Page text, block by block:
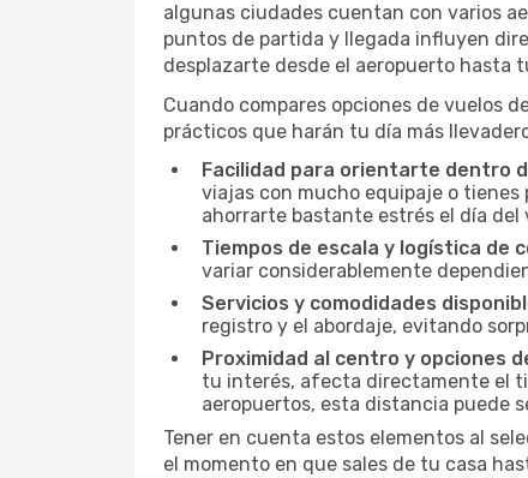
algunas ciudades cuentan con varios
puntos de partida y llegada influyen
desplazarte desde el aeropuerto hasta
Cuando compares opciones de vuelos
prácticos que harán tu día más
Facilidad para orientarte dentro
viajas con mucho equipaje o
ahorrarte bastante estrés el día del
Tiempos de escala y logística de
variar considerablemente
Servicios y comodidades
registro y el abordaje, evitando
Proximidad al centro y opciones
tu interés, afecta directamente el
aeropuertos, esta distancia puede
Tener en cuenta estos elementos al
el momento en que sales de tu casa